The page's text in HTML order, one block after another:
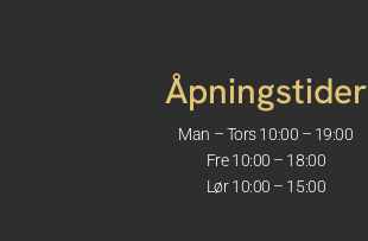
Åpningstider
Man – Tors 10:00 – 19:00
Fre 10:00 – 18:00
Lør 10:00 – 15:00